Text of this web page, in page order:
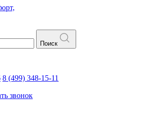
Поиск
8 (499) 348-15-11
звонок